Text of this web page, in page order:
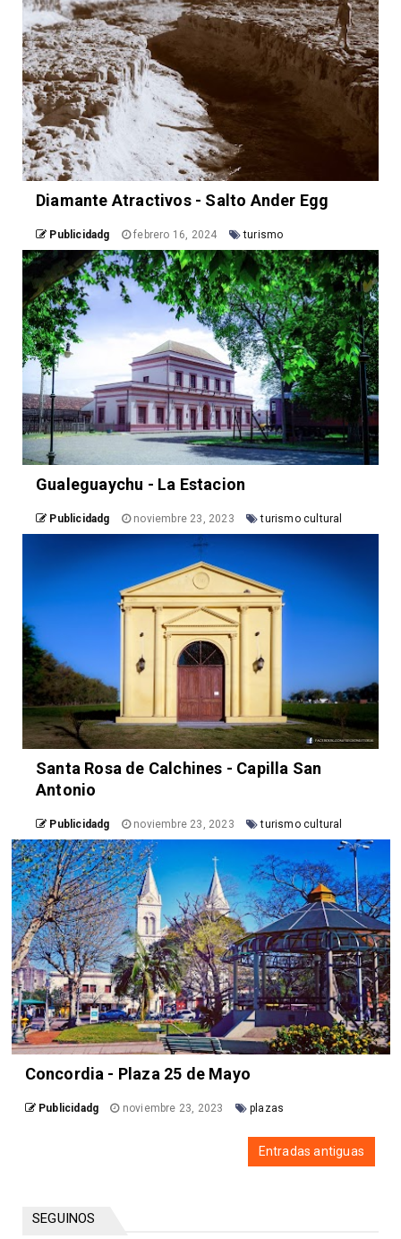
Diamante Atractivos - Salto Ander Egg
Publicidadg febrero 16, 2024 turismo
Gualeguaychu - La Estacion
Publicidadg noviembre 23, 2023 turismo cultural
Santa Rosa de Calchines - Capilla San
Antonio
Publicidadg noviembre 23, 2023 turismo cultural
Concordia - Plaza 25 de Mayo
Publicidadg noviembre 23, 2023 plazas
Entradas antiguas
SEGUINOS